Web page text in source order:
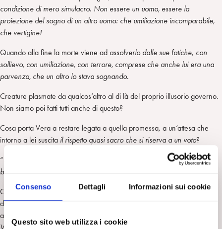
Consenso Dettagli Informazioni sui cookie
Questo sito web utilizza i cookie
condizione di mero simulacro. Non essere un uomo, essere la
proiezione del sogno di un altro uomo: che umiliazione incomparabile,
che vertigine!
Quando alla fine la morte viene ad assolverlo dalle sue fatiche, con
sollievo, con umiliazione, con terrore, comprese che anche lui era una
parvenza, che un altro lo stava sognando.
Creature plasmate da qualcos’altro al di là del proprio illusorio governo.
Non siamo poi fatti tutti anche di questo?
Cosa porta Vera a restare legata a quella promessa, a un’attesa che
intorno a lei suscita il rispetto quasi sacro che si riserva a un voto?
“ Perché l’uomo che deve arrivare arriverà. Altrimenti l’amore è solo un
bicchier d’acqua da bere d’un fiato” –risponde lei.
Chi fra quegli esuli non avrebbe desiderato essere atteso con tanta
devozione? E per le donne, rese orfane d’amore da una guerra che
aveva preso mariti e figli?